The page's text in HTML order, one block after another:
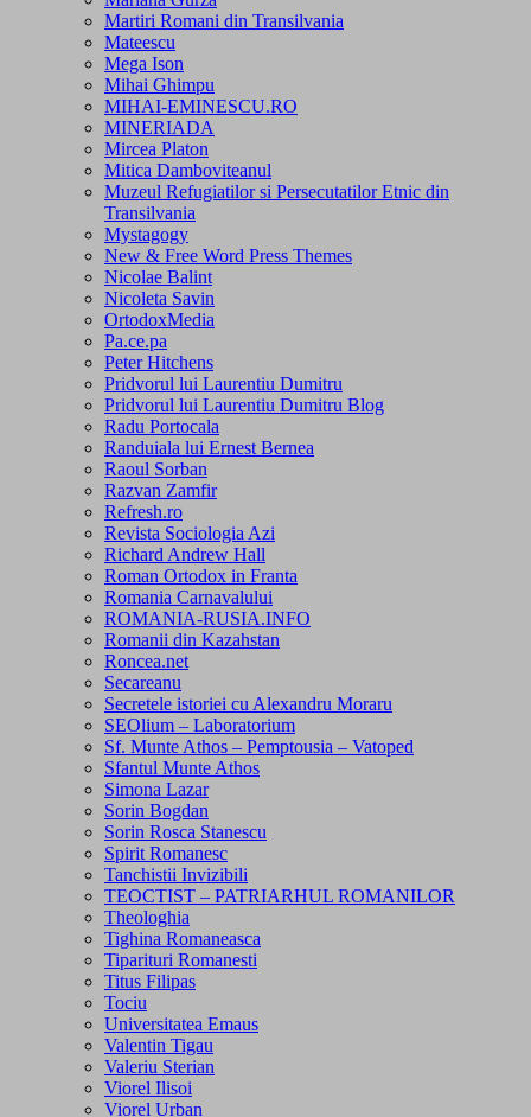
Martiri Romani din Transilvania
Mateescu
Mega Ison
Mihai Ghimpu
MIHAI-EMINESCU.RO
MINERIADA
Mircea Platon
Mitica Damboviteanul
Muzeul Refugiatilor si Persecutatilor Etnic din
Transilvania
Mystagogy
New & Free Word Press Themes
Nicolae Balint
Nicoleta Savin
OrtodoxMedia
Pa.ce.pa
Peter Hitchens
Pridvorul lui Laurentiu Dumitru
Pridvorul lui Laurentiu Dumitru Blog
Radu Portocala
Randuiala lui Ernest Bernea
Raoul Sorban
Razvan Zamfir
Refresh.ro
Revista Sociologia Azi
Richard Andrew Hall
Roman Ortodox in Franta
Romania Carnavalului
ROMANIA-RUSIA.INFO
Romanii din Kazahstan
Roncea.net
Secareanu
Secretele istoriei cu Alexandru Moraru
SEOlium – Laboratorium
Sf. Munte Athos – Pemptousia – Vatoped
Sfantul Munte Athos
Simona Lazar
Sorin Bogdan
Sorin Rosca Stanescu
Spirit Romanesc
Tanchistii Invizibili
TEOCTIST – PATRIARHUL ROMANILOR
Theologhia
Tighina Romaneasca
Tiparituri Romanesti
Titus Filipas
Tociu
Universitatea Emaus
Valentin Tigau
Valeriu Sterian
Viorel Ilisoi
Viorel Urban